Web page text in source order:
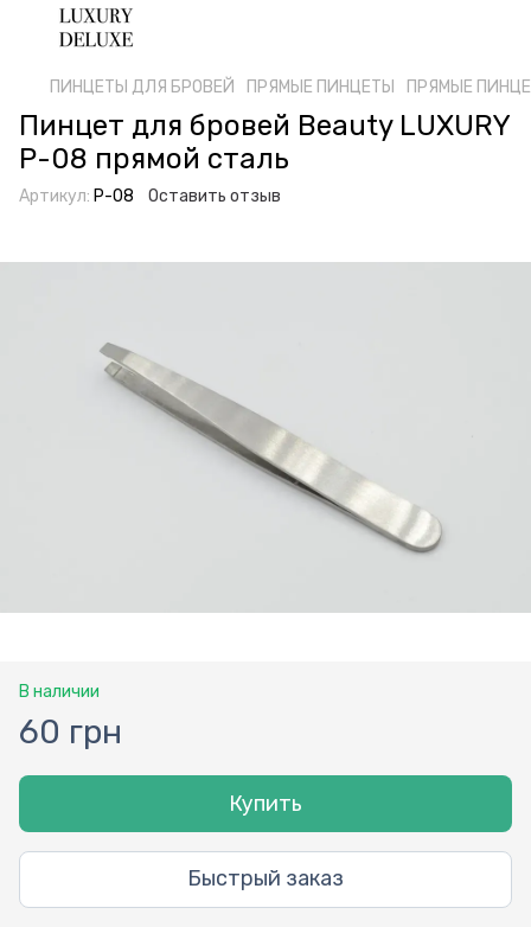
ПИНЦЕТЫ ДЛЯ БРОВЕЙ ПРЯМЫЕ ПИНЦЕТЫ ПРЯМЫЕ
Пинцет для бровей Beauty LUXURY
P-08 прямой сталь
Артикул: P-08 Оставить отзыв
В наличии
60 грн
Купить
Быстрый заказ